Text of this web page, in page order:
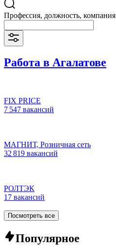
Профессия, должность, компания
Работа в Агалатове
FIX PRICE
7 547 вакансий
МАГНИТ, Розничная сеть
32 819 вакансий
РОЛТЭК
17 вакансий
Посмотреть все
Популярное